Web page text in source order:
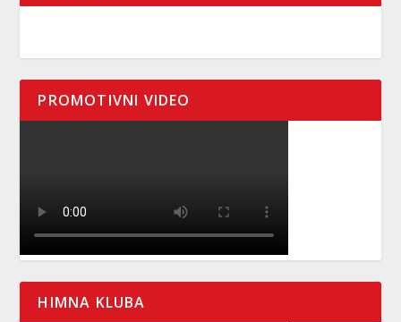
PROMOTIVNI VIDEO
HIMNA KLUBA